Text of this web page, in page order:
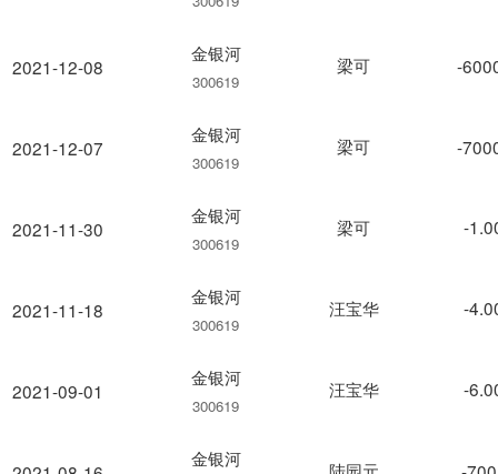
2021-12-08
2021-12-07
2021-11-30
2021-11-18
2021-09-01
金银河
300619
梁可 -
金银河
300619
梁可 -
金银河
300619
梁可 -
金银河
300619
汪宝华 -
金银河
300619
汪宝华 -
金银河